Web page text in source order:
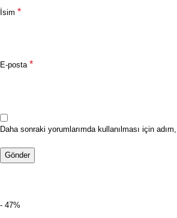
İsim *
E-posta *
Daha sonraki yorumlarımda kullanılması için
- 47%